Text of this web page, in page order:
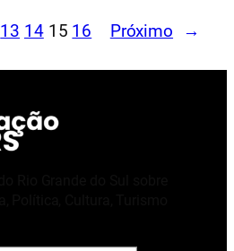
13 14 15 16 Próximo →